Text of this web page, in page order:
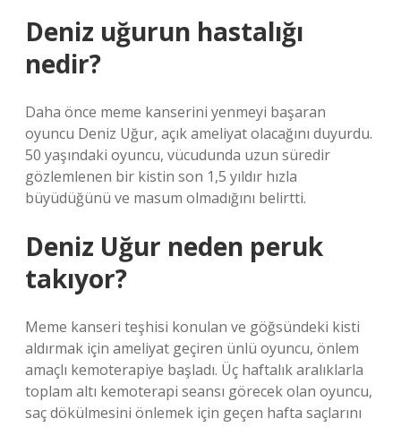
Deniz uğurun hastalığı
nedir?
Daha önce meme kanserini yenmeyi başaran
oyuncu Deniz Uğur, açık ameliyat olacağını duyurdu.
50 yaşındaki oyuncu, vücudunda uzun süredir
gözlemlenen bir kistin son 1,5 yıldır hızla
büyüdüğünü ve masum olmadığını belirtti.
Deniz Uğur neden peruk
takıyor?
Meme kanseri teşhisi konulan ve göğsündeki kisti
aldırmak için ameliyat geçiren ünlü oyuncu, önlem
amaçlı kemoterapiye başladı. Üç haftalık aralıklarla
toplam altı kemoterapi seansı görecek olan oyuncu,
saç dökülmesini önlemek için geçen hafta saçlarını